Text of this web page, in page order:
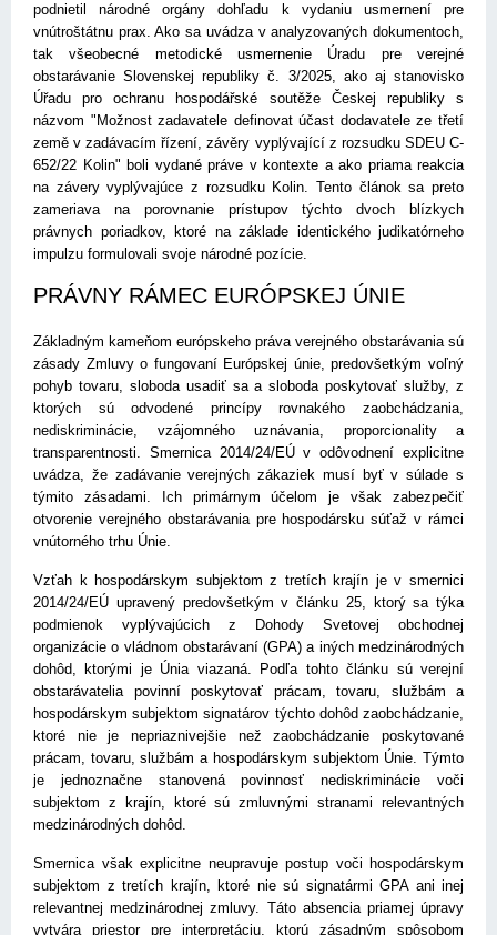
podnietil národné orgány dohľadu k vydaniu usmernení pre
vnútroštátnu prax. Ako sa uvádza v analyzovaných dokumentoch,
tak všeobecné metodické usmernenie Úradu pre verejné
obstarávanie Slovenskej republiky č. 3/2025, ako aj stanovisko
Úřadu pro ochranu hospodářské soutěže Českej republiky s
názvom "Možnost zadavatele definovat účast dodavatele ze třetí
země v zadávacím řízení, závěry vyplývající z rozsudku SDEU C-
652/22 Kolin" boli vydané práve v kontexte a ako priama reakcia
na závery vyplývajúce z rozsudku Kolin. Tento článok sa preto
zameriava na porovnanie prístupov týchto dvoch blízkych
právnych poriadkov, ktoré na základe identického judikatórneho
impulzu formulovali svoje národné pozície.
PRÁVNY RÁMEC EURÓPSKEJ ÚNIE
Základným kameňom európskeho práva verejného obstarávania sú
zásady Zmluvy o fungovaní Európskej únie, predovšetkým voľný
pohyb tovaru, sloboda usadiť sa a sloboda poskytovať služby, z
ktorých sú odvodené princípy rovnakého zaobchádzania,
nediskriminácie, vzájomného uznávania, proporcionality a
transparentnosti. Smernica 2014/24/EÚ v odôvodnení explicitne
uvádza, že zadávanie verejných zákaziek musí byť v súlade s
týmito zásadami. Ich primárnym účelom je však zabezpečiť
otvorenie verejného obstarávania pre hospodársku súťaž v rámci
vnútorného trhu Únie.
Vzťah k hospodárskym subjektom z tretích krajín je v smernici
2014/24/EÚ upravený predovšetkým v článku 25, ktorý sa týka
podmienok vyplývajúcich z Dohody Svetovej obchodnej
organizácie o vládnom obstarávaní (GPA) a iných medzinárodných
dohôd, ktorými je Únia viazaná. Podľa tohto článku sú verejní
obstarávatelia povinní poskytovať prácam, tovaru, službám a
hospodárskym subjektom signatárov týchto dohôd zaobchádzanie,
ktoré nie je nepriaznivejšie než zaobchádzanie poskytované
prácam, tovaru, službám a hospodárskym subjektom Únie. Týmto
je jednoznačne stanovená povinnosť nediskriminácie voči
subjektom z krajín, ktoré sú zmluvnými stranami relevantných
medzinárodných dohôd.
Smernica však explicitne neupravuje postup voči hospodárskym
subjektom z tretích krajín, ktoré nie sú signatármi GPA ani inej
relevantnej medzinárodnej zmluvy. Táto absencia priamej úpravy
vytvára priestor pre interpretáciu, ktorú zásadným spôsobom